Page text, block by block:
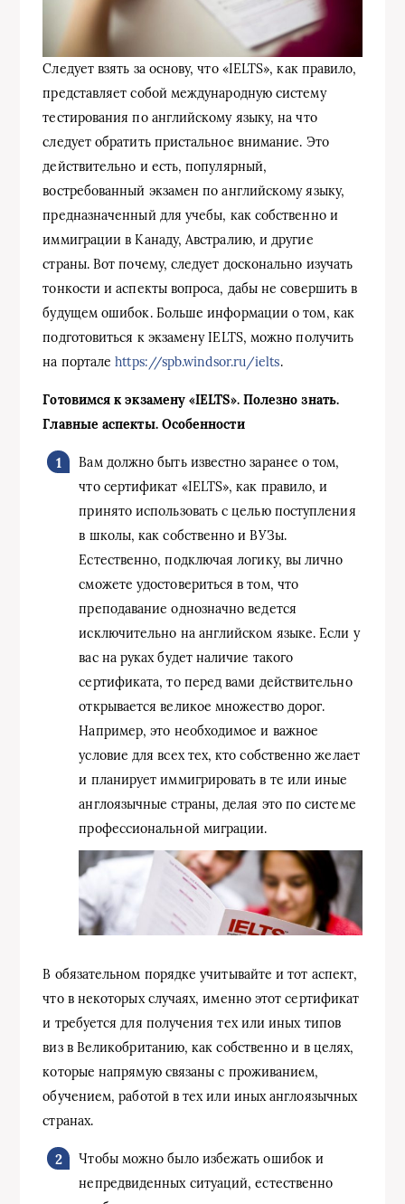
Следует взять за основу, что «IELTS», как правило,
представляет собой международную систему
тестирования по английскому языку, на что
следует обратить пристальное внимание. Это
действительно и есть, популярный,
востребованный экзамен по английскому языку,
предназначенный для учебы, как собственно и
иммиграции в Канаду, Австралию, и другие
страны. Вот почему, следует досконально изучать
тонкости и аспекты вопроса, дабы не совершить в
будущем ошибок. Больше информации о том, как
подготовиться к экзамену IELTS, можно получить
на порталеhttps://spb.windsor.ru/ielts.
Готовимся к экзамену «IELTS». Полезно знать.
Главные аспекты. Особенности
Вам должно быть известно заранее о том,
что сертификат «IELTS», как правило, и
принято использовать с целью поступления
в школы, как собственно и ВУЗы.
Естественно, подключая логику, вы лично
сможете удостовериться в том, что
преподавание однозначно ведется
исключительно на английском языке. Если у
вас на руках будет наличие такого
сертификата, то перед вами действительно
открывается великое множество дорог.
Например, это необходимое и важное
условие для всех тех, кто собственно желает
и планирует иммигрировать в те или иные
англоязычные страны, делая это по системе
профессиональной миграции.
В обязательном порядке учитывайте и тот аспект,
что в некоторых случаях, именно этот сертификат
и требуется для получения тех или иных типов
виз в Великобританию, как собственно и в целях,
которые напрямую связаны с проживанием,
обучением, работой в тех или иных англоязычных
странах.
Чтобы можно было избежать ошибок и
непредвиденных ситуаций, естественно